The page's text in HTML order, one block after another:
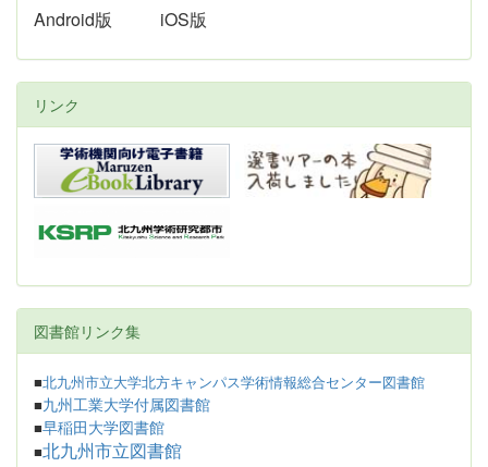
Android版 iOS版
リンク
図書館リンク集
■北九州市立大学北方キャンパス学術情報総合センター図書館
■九州工業大学付属図書館
■早稲田大学図書館
■北九州市立図書館